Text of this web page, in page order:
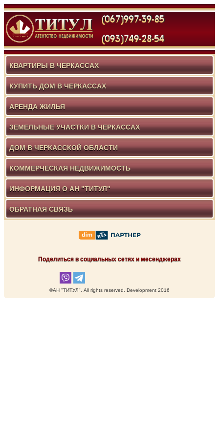
КВАРТИРЫ В ЧЕРКАССАХ
КУПИТЬ ДОМ В ЧЕРКАССАХ
АРЕНДА ЖИЛЬЯ
ЗЕМЕЛЬНЫЕ УЧАСТКИ В ЧЕРКАССАХ
ДОМ В ЧЕРКАССКОЙ ОБЛАСТИ
КОММЕРЧЕСКАЯ НЕДВИЖИМОСТЬ
ИНФОРМАЦИЯ О АН "ТИТУЛ"
ОБРАТНАЯ СВЯЗЬ
Поделиться в социальных сетях и месенджерах
©АН "ТИТУЛ". Аll rights reserved. Development 2016